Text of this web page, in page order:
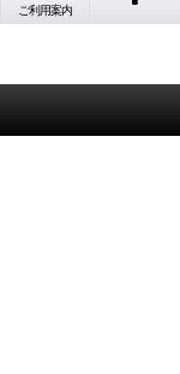
ご利用案内